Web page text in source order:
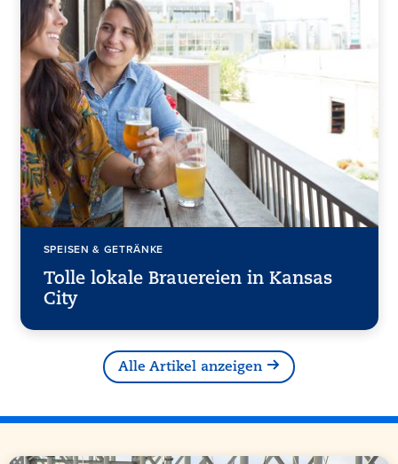
SPEISEN & GETRÄNKE
Tolle lokale Brauereien in Kansas
City
Alle Artikel anzeigen